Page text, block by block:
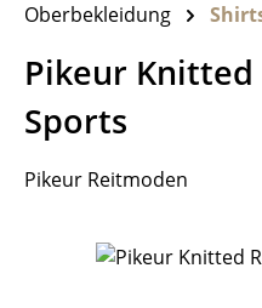
Oberbekleidung
Pikeur Knitted
Sports
Pikeur Reitmoden
Bildergalerie